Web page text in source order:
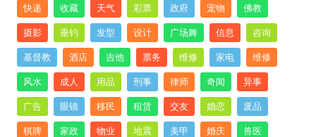
快递 收藏 天气 彩票 政府 宠物 佛教
摄影 垂钓 发型 设计 广场舞 信息 咨询
基督教 酒店 吉他 票务 维修 家电 维修
风水 成人 用品 刑事 律师 奇闻 异事
广告 眼镜 移民 租赁 交友 婚恋 废品
棋牌 家政 物业 地震 美甲 婚庆 兽医